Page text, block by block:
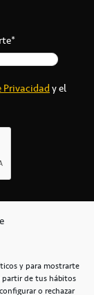
y para mostrarte
partir de tus hábitos
o rechazar
y el